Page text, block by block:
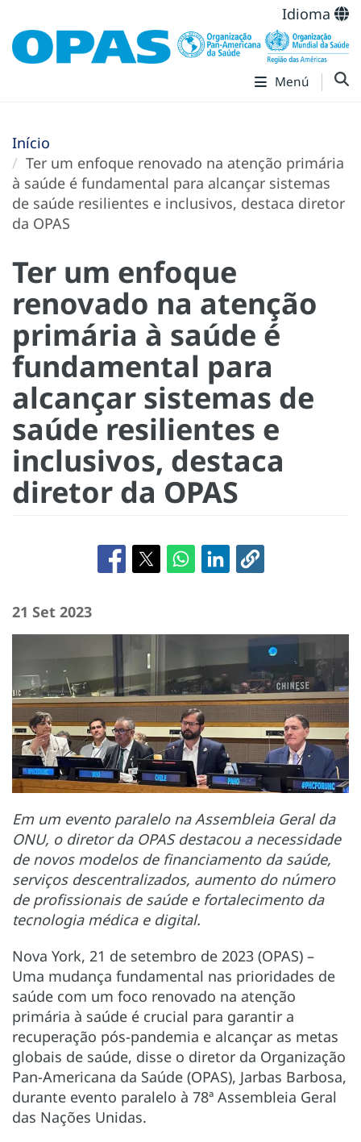
Idioma
Menú
Início
Ter um enfoque renovado na atenção primária
à saúde é fundamental para alcançar sistemas
de saúde resilientes e inclusivos, destaca diretor
da OPAS
Ter um enfoque
renovado na atenção
primária à saúde é
fundamental para
alcançar sistemas de
saúde resilientes e
inclusivos, destaca
diretor da OPAS
21 Set 2023
Em um evento paralelo na Assembleia Geral da
ONU, o diretor da OPAS destacou a necessidade
de novos modelos de financiamento da saúde,
serviços descentralizados, aumento do número
de profissionais de saúde e fortalecimento da
tecnologia médica e digital.
Nova York, 21 de setembro de 2023 (OPAS) –
Uma mudança fundamental nas prioridades de
saúde com um foco renovado na atenção
primária à saúde é crucial para garantir a
recuperação pós-pandemia e alcançar as metas
globais de saúde, disse o diretor da Organização
Pan-Americana da Saúde (OPAS), Jarbas Barbosa,
durante evento paralelo à 78ª Assembleia Geral
das Nações Unidas.